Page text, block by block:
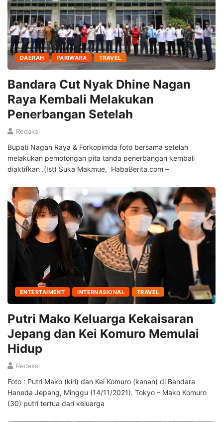
DAERAH PARIWARA TRAVEL
Bandara Cut Nyak Dhine Nagan
Raya Kembali Melakukan
Penerbangan Setelah
Redaksi
Bupati Nagan Raya & Forkopimda foto bersama setelah
melakukan pemotongan pita tanda penerbangan kembali
diaktifkan .(Ist) Suka Makmue, HabaBerita.com –
ENTERTAIMENT INTERNASIONAL TRAVEL
Putri Mako Keluarga Kekaisaran
Jepang dan Kei Komuro Memulai
Hidup
Redaksi
Foto : Putri Mako (kiri) dan Kei Komuro (kanan) di Bandara
Haneda Jepang, Minggu (14/11/2021). Tokyo – Mako Komuro
(30) putri tertua dari keluarga